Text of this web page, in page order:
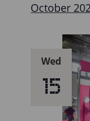
October
Wed
15